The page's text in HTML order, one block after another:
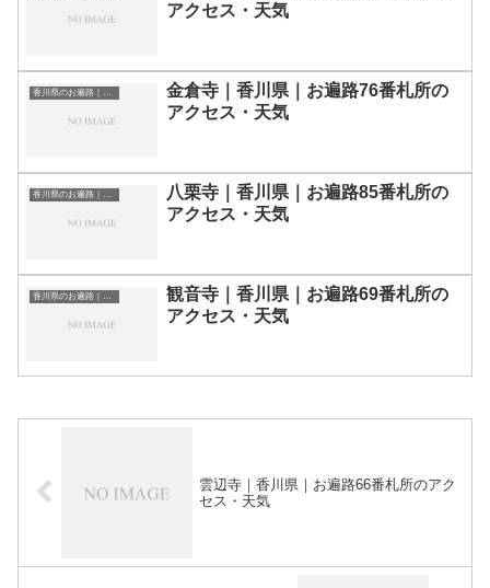
アクセス・天気
香川県のお遍路｜お寺一覧
金倉寺｜香川県｜お遍路76番札所の
アクセス・天気
香川県のお遍路｜お寺一覧
八栗寺｜香川県｜お遍路85番札所の
アクセス・天気
香川県のお遍路｜お寺一覧
観音寺｜香川県｜お遍路69番札所の
アクセス・天気
雲辺寺｜香川県｜お遍路66番札所のアク
セス・天気